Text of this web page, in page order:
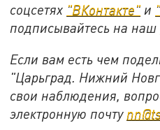
соцсетях "ВКонтакте" и
подписывайтесь на наш
Если вам есть чем
"Царьград. Нижний
свои наблюдения,
электронную почту